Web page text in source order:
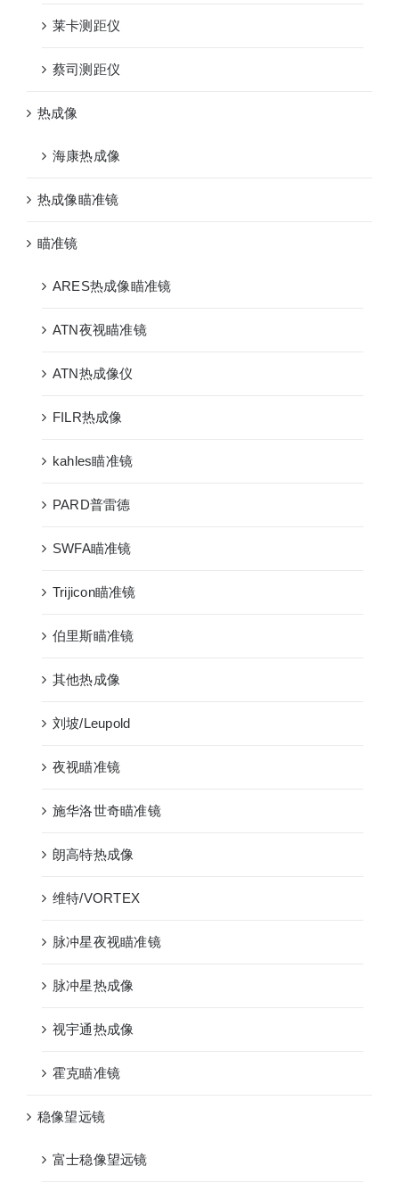
莱卡测距仪
蔡司测距仪
热成像
海康热成像
热成像瞄准镜
瞄准镜
ARES热成像瞄准镜
ATN夜视瞄准镜
ATN热成像仪
FILR热成像
kahles瞄准镜
PARD普雷德
SWFA瞄准镜
Trijicon瞄准镜
伯里斯瞄准镜
其他热成像
刘坡/Leupold
夜视瞄准镜
施华洛世奇瞄准镜
朗高特热成像
维特/VORTEX
脉冲星夜视瞄准镜
脉冲星热成像
视宇通热成像
霍克瞄准镜
稳像望远镜
富士稳像望远镜